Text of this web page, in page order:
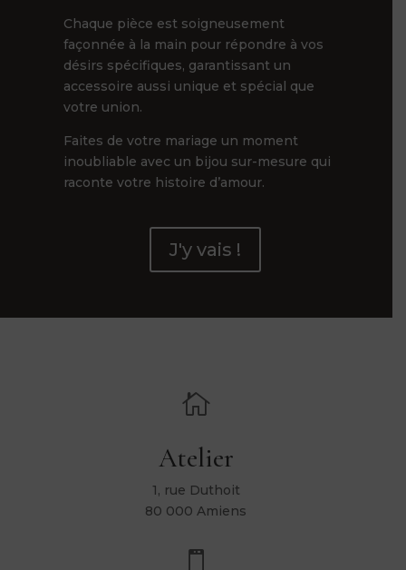
Chaque pièce est soigneusement
façonnée à la main pour répondre à vos
désirs spécifiques, garantissant un
accessoire aussi unique et spécial que
votre union.
Faites de votre mariage un moment
inoubliable avec un bijou sur-mesure qui
raconte votre histoire d’amour.
J'y vais !

Atelier
1, rue Duthoit
80 000 Amiens
